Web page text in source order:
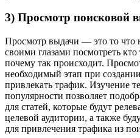
3) Просмотр поисковой
Просмотр выдачи — это то что
своими глазами посмотреть
почему так происходит.
необходимый этап при
привлекать трафик. Изучение
популярности позволяет
для статей, которые будут
целевой аудитории, а также
для привлечения трафика из